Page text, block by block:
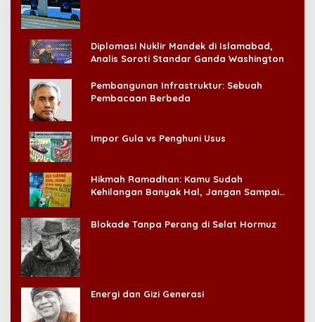
Diplomasi Nuklir Mandek di Islamabad,
Analis Soroti Standar Ganda Washington
Pembangunan Infrastruktur: Sebuah
Pembacaan Berbeda
Impor Gula vs Penghuni Usus
Hikmah Ramadhan: Kamu Sudah
Kehilangan Banyak Hal, Jangan Sampai
Blokade Tanpa Perang di Selat Hormuz
Energi dan Gizi Generasi